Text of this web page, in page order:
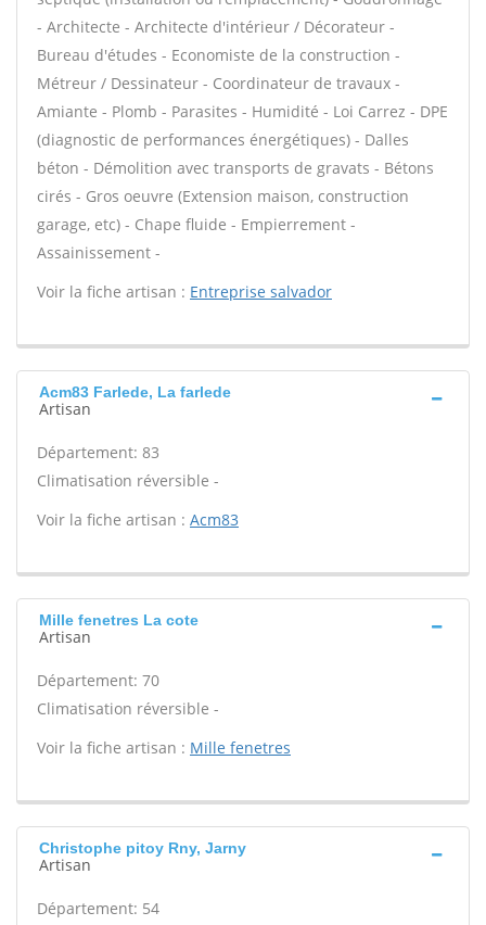
- Architecte - Architecte d'intérieur / Décorateur -
Bureau d'études - Economiste de la construction -
Métreur / Dessinateur - Coordinateur de travaux -
Amiante - Plomb - Parasites - Humidité - Loi Carrez - DPE
(diagnostic de performances énergétiques) - Dalles
béton - Démolition avec transports de gravats - Bétons
cirés - Gros oeuvre (Extension maison, construction
garage, etc) - Chape fluide - Empierrement -
Assainissement -
Voir la fiche artisan : Entreprise salvador
Acm83 Farlede, La farlede
Artisan
Département: 83
Climatisation réversible -
Voir la fiche artisan : Acm83
Mille fenetres La cote
Artisan
Département: 70
Climatisation réversible -
Voir la fiche artisan : Mille fenetres
Christophe pitoy Rny, Jarny
Artisan
Département: 54